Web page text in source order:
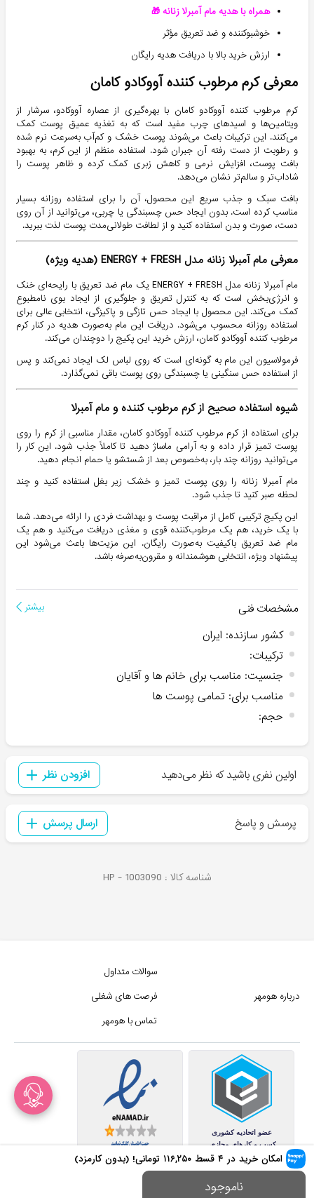
امکان خرید در ۴ قسط ۱۱۶,۲۵۰ تومانی! (بدون کارمزد)
ناموجود
همراه با هدیه مام آمبرلا زنانه 🎁
خوشبوکننده و ضد تعریق مؤثر
ارزش خرید بالا با دریافت هدیه رایگان
معرفی کرم مرطوب کننده آووکادو کامان
کرم مرطوب کننده آووکادو کامان با بهره‌گیری از عصاره آووکادو، سرشار از
ویتامین‌ها و اسیدهای چرب مفید است که به تغذیه عمیق پوست کمک
می‌کنند. این ترکیبات باعث می‌شوند پوست خشک و کم‌آب به‌سرعت نرم شده
و رطوبت از دست رفته آن جبران شود. استفاده منظم از این کرم، به بهبود
بافت پوست، افزایش نرمی و کاهش زبری کمک کرده و ظاهر پوست را
شاداب‌تر و سالم‌تر نشان می‌دهد.
بافت سبک و جذب سریع این محصول، آن را برای استفاده روزانه بسیار
مناسب کرده است. بدون ایجاد حس چسبندگی یا چربی، می‌توانید از آن روی
دست، صورت و بدن استفاده کنید و از لطافت طولانی‌مدت پوست لذت ببرید.
معرفی مام آمبرلا زنانه مدل ENERGY + FRESH (هدیه ویژه)
مام آمبرلا زنانه مدل ENERGY + FRESH یک مام ضد تعریق با رایحه‌ای خنک
و انرژی‌بخش است که به کنترل تعریق و جلوگیری از ایجاد بوی نامطبوع
کمک می‌کند. این محصول با ایجاد حس تازگی و پاکیزگی، انتخابی عالی برای
استفاده روزانه محسوب می‌شود. دریافت این مام به‌صورت هدیه در کنار کرم
مرطوب کننده آووکادو کامان، ارزش خرید این پکیج را دوچندان می‌کند.
فرمولاسیون این مام به گونه‌ای است که روی لباس لک ایجاد نمی‌کند و پس
از استفاده حس سنگینی یا چسبندگی روی پوست باقی نمی‌گذارد.
شیوه استفاده صحیح از کرم مرطوب کننده و مام آمبرلا
برای استفاده از کرم مرطوب کننده آووکادو کامان، مقدار مناسبی از کرم را روی
پوست تمیز قرار داده و به آرامی ماساژ دهید تا کاملاً جذب شود. این کار را
می‌توانید روزانه چند بار، به‌خصوص بعد از شستشو یا حمام انجام دهید.
مام آمبرلا زنانه را روی پوست تمیز و خشک زیر بغل استفاده کنید و چند
لحظه صبر کنید تا جذب شود.
این پکیج ترکیبی کامل از مراقبت پوست و بهداشت فردی را ارائه می‌دهد. شما
با یک خرید، هم یک مرطوب‌کننده قوی و مغذی دریافت می‌کنید و هم یک
مام ضد تعریق باکیفیت به‌صورت رایگان. این مزیت‌ها باعث می‌شود این
پیشنهاد ویژه، انتخابی هوشمندانه و مقرون‌به‌صرفه باشد.
مشخصات فنی بیشتر
کشور سازنده: ایران
ترکیبات:
جنسیت: مناسب برای خانم ها و آقایان
مناسب برای: تمامی پوست ها
حجم:
اولین نفری باشید که نظر می‌دهید افزودن نظر
پرسش و پاسخ ارسال پرسش
شناسه کالا : HP - 1003090
درباره هومهر
سوالات متداول
فرصت های شغلی
تماس با هومهر
کلیه حقوق این سایت متعلق به
مجموع فروشگاه های هومهر (فروشگاه آنلاین هومهر) میباشد.